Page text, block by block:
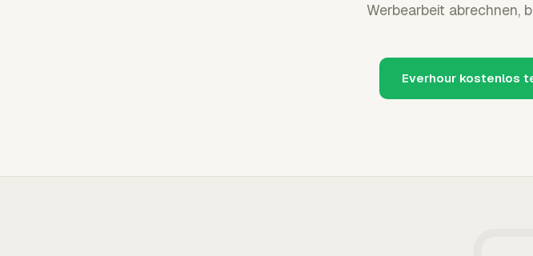
Werbearbeit abrechnen,
Everhour kostenlos